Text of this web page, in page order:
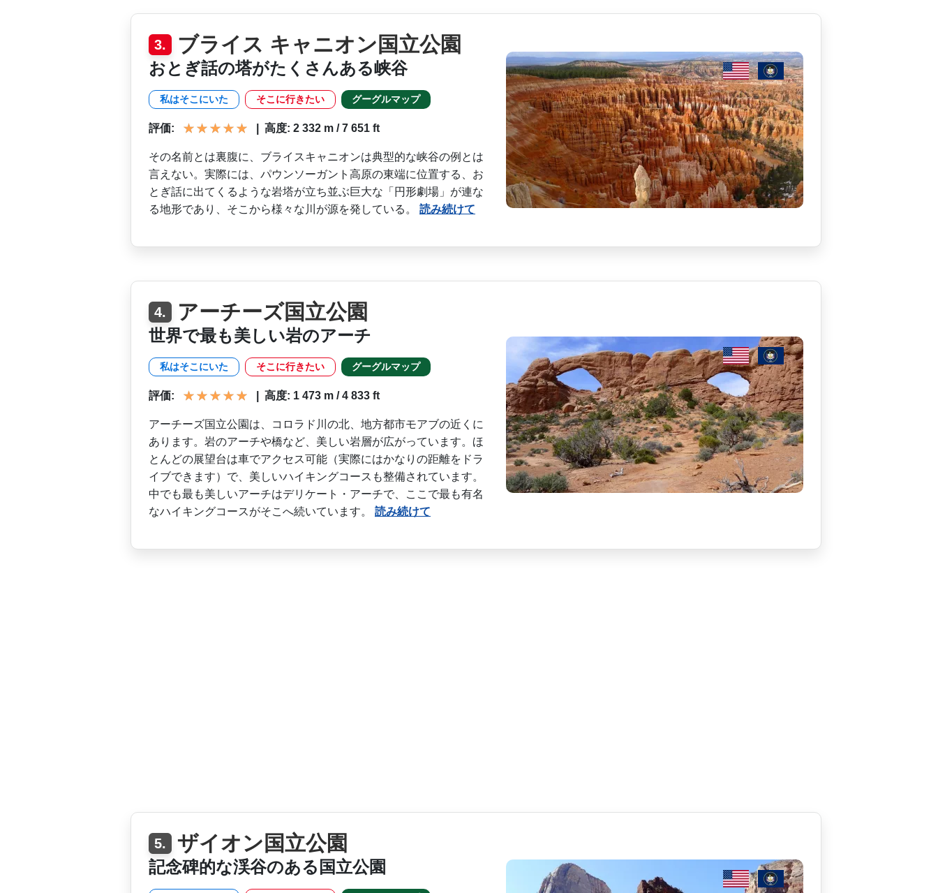
3. ブライス キャニオン国立公園
おとぎ話の塔がたくさんある峡谷
私はそこにいた そこに行きたい グーグルマップ
評価: 高度: 2 332 m / 7 651 ft
その名前とは裏腹に、ブライ­スキャニオンは典型的な峡谷の例とは
言えない。実際­には、パウンソーガント高原の東端に位置する、お
と­ぎ話に出てくるような岩塔が立ち並ぶ巨大な「円形劇­場」が連な
る地形であり、そこから様々な川が源を発­している。 読み続けて
4. アーチーズ国立公園
世界で最も美しい岩のアーチ
私はそこにいた そこに行きたい グーグルマップ
評価: 高度: 1 473 m / 4 833 ft
アーチーズ国立公園は、コロ­ラド川の北、地方都市モアブの近くに
あります。岩の­アーチや橋など、美しい岩層が広がっています。ほ
と­んどの展望台は車でアクセス可能（実際にはかなりの­距離をドラ
イブできます）で、美しいハイキングコー­スも整備されています。
中でも最も美しいアーチはデ­リケート・アーチで、ここで最も有名
なハイキングコ­ースがそこへ続いています。 読み続けて
5. ザイオン国立公園
記念碑的な渓谷のある国立公園